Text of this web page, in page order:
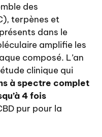
des
terpènes et
dans le
amplifie les
composé. L’an
clinique qui
à spectre complet
4 fois
pur pour la